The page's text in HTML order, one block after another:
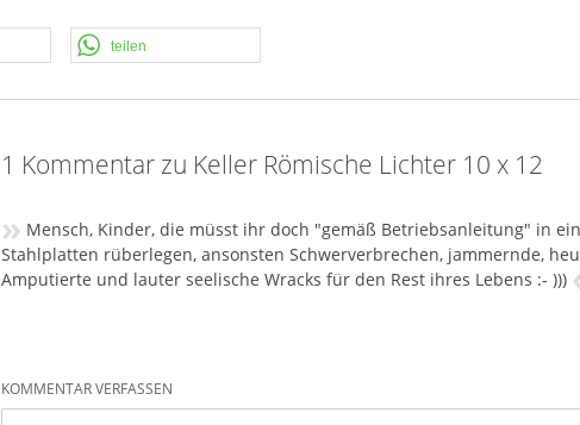
teilen
1 Kommentar zu Keller Römische Lichter 10 x 12
» Mensch, Kinder, die müsst ihr doch "gemäß Betriebsanleitung" in
Stahlplatten rüberlegen, ansonsten Schwerverbrechen, jammernde,
Amputierte und lauter seelische Wracks für den Rest ihres Lebens :- )))
KOMMENTAR VERFASSEN